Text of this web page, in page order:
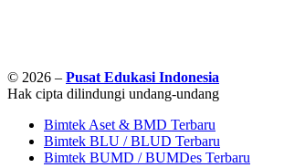
© 2026 – Pusat Edukasi Indonesia
Hak cipta dilindungi undang-undang
Bimtek Aset & BMD Terbaru
Bimtek BLU / BLUD Terbaru
Bimtek BUMD / BUMDes Terbaru